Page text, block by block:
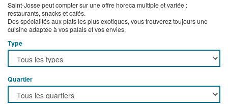
Saint-Josse peut compter sur une offre horeca multiple et variée :
restaurants, snacks et cafés.
Des spécialités aux plats les plus exotiques, vous trouverez toujours une
cuisine adaptée à vos palais et vos envies.
Type
Quartier